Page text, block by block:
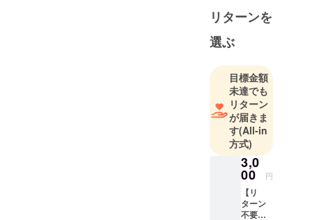
館大学を卒
業後、海外
専門の旅行
会社へ就
職。
旅行会社で
は、リゾー
トの専任担
当として接
客から販売
ツアー作成
に従事。
その後、京
リターンを
選ぶ
目標金額
未達でも
リターン
が届きま
す(All-in
方式)
3,0
00 円
【リ
ターン
不要の